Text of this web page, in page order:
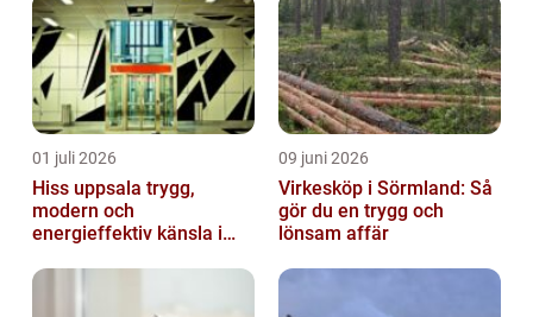
01 juli 2026
Hiss uppsala trygg,
modern och
energieffektiv känsla i
09 juni 2026
Virkesköp i Sörmland: Så
gör du en trygg och
lönsam affär